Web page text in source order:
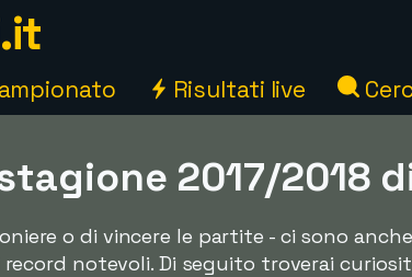
Risultati live
2017/2018
o di vincere le partite - ci sono
notevoli. Di seguito troverai